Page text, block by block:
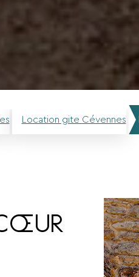
Location gite Cévennes